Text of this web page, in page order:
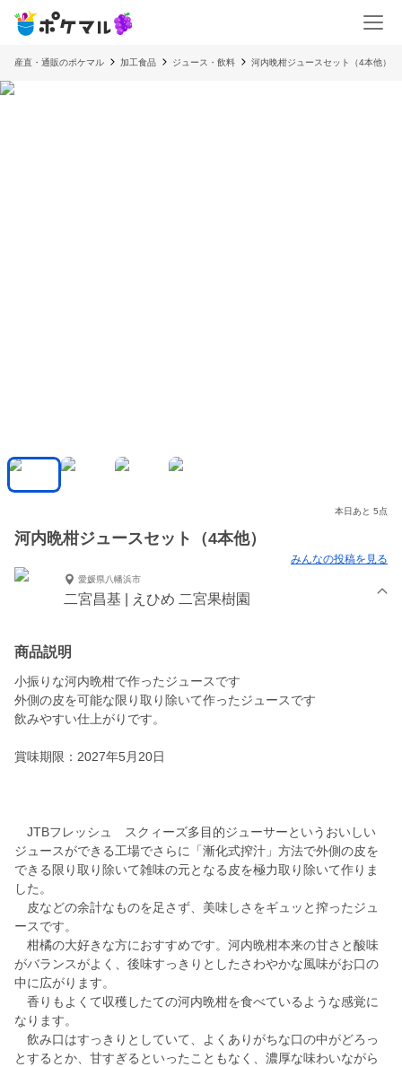
産直・通販のポケマル 加工食品 ジュース・飲料 河内晩柑ジュースセット（4本他）
本日あと 5点
河内晩柑ジュースセット（4本他）
みんなの投稿を見る
愛媛県八幡浜市
二宮昌基 | えひめ 二宮果樹園
商品説明
小振りな河内晩柑で作ったジュースです
外側の皮を可能な限り取り除いて作ったジュースです
飲みやすい仕上がりです。
賞味期限：2027年5月20日
JTBフレッシュ スクィーズ多目的ジューサーというおいしい
ジュースができる工場でさらに「漸化式搾汁」方法で外側の皮を
できる限り取り除いて雑味の元となる皮を極力取り除いて作りま
した。
皮などの余計なものを足さず、美味しさをギュッと搾ったジュ
ースです。
柑橘の大好きな方におすすめです。河内晩柑本来の甘さと酸味
がバランスがよく、後味すっきりとしたさわやかな風味がお口の
中に広がります。
香りもよくて収穫したての河内晩柑を食べているような感覚に
なります。
飲み口はすっきりとしていて、よくありがちな口の中がどろっ
とするとか、甘すぎるといったこともなく、濃厚な味わいながら